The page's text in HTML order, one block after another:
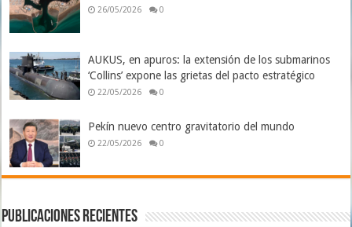
26/05/2026 0
AUKUS, en apuros: la extensión de los submarinos
‘Collins’ expone las grietas del pacto estratégico
22/05/2026 0
Pekín nuevo centro gravitatorio del mundo
22/05/2026 0
Publicaciones Recientes